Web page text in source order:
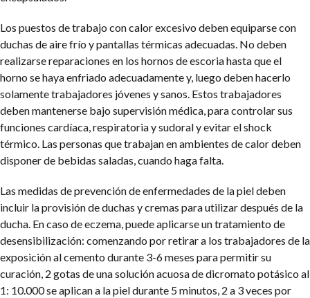
Los puestos de trabajo con calor excesivo deben equiparse con
duchas de aire frío y pantallas térmicas adecuadas. No deben
realizarse reparaciones en los hornos de escoria hasta que el
horno se haya enfriado adecuadamente y, luego deben hacerlo
solamente trabajadores jóvenes y sanos. Estos trabajadores
deben mantenerse bajo supervisión médica, para controlar sus
funciones cardíaca, respiratoria y sudoral y evitar el shock
térmico. Las personas que trabajan en ambientes de calor deben
disponer de bebidas saladas, cuando haga falta.
Las medidas de prevención de enfermedades de la piel deben
incluir la provisión de duchas y cremas para utilizar después de la
ducha. En caso de eczema, puede aplicarse un tratamiento de
desensibilización: comenzando por retirar a los trabajadores de la
exposición al cemento durante 3-6 meses para permitir su
curación, 2 gotas de una solución acuosa de dicromato potásico al
1: 10.000 se aplican a la piel durante 5 minutos, 2 a 3 veces por